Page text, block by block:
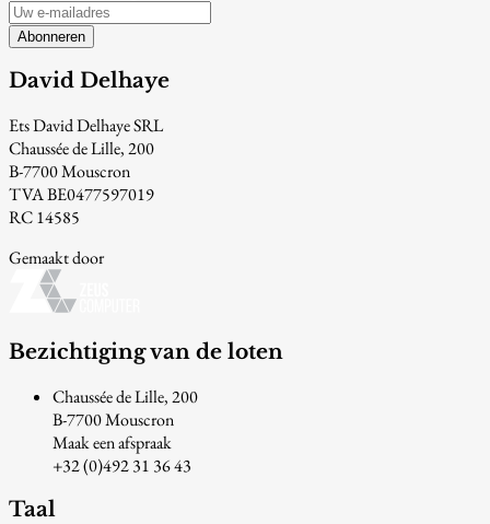
Abonneren
David Delhaye
Ets David Delhaye SRL
Chaussée de Lille, 200
B-7700 Mouscron
TVA BE0477597019
RC 14585
Gemaakt door
Bezichtiging van de loten
Chaussée de Lille, 200
B-7700 Mouscron
Maak een afspraak
+32 (0)492 31 36 43
Taal